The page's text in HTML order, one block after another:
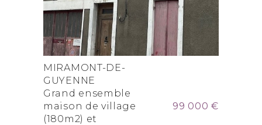
MIRAMONT-DE-
GUYENNE
Grand ensemble
maison de village
(180m2) et
99 000 €